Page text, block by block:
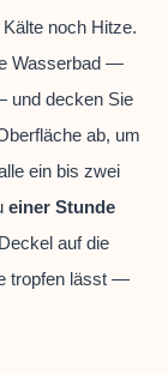
noch Hitze.
Wasserbad —
und decken Sie
ab, um
ein bis zwei
einer Stunde
auf die
tropfen lässt —